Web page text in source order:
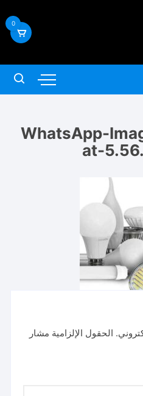
0
WhatsApp-
at-
الحقول الإلزامية مشار